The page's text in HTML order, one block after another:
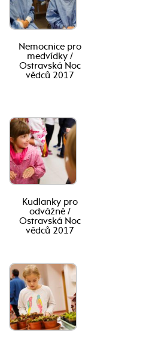
Nemocnice pro
medvídky /
Ostravská Noc
vědců 2017
Kudlanky pro
odvážné /
Ostravská Noc
vědců 2017